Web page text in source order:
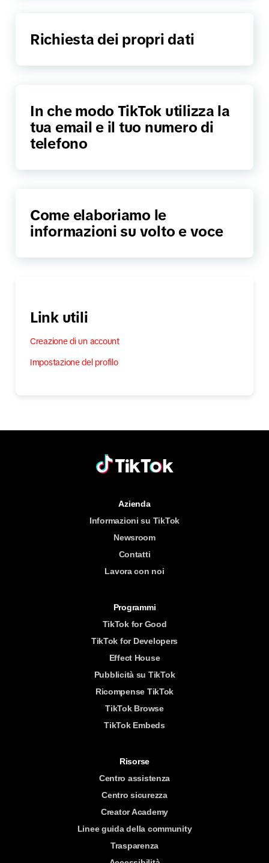
Richiesta dei propri dati
In che modo TikTok utilizza la
tua email e il tuo numero di
telefono
Come elaboriamo le
informazioni su volto e voce
Link utili
Creazione di un account
Impostazione del profilo
Azienda
Informazioni su TikTok
Newsroom
Contatti
Lavora con noi
Programmi
TikTok for Good
TikTok for Developers
Effect House
Pubblicità su TikTok
Ricompense TikTok
TikTok Browse
TikTok Embeds
Risorse
Centro assistenza
Centro sicurezza
Creator Academy
Linee guida della community
Trasparenza